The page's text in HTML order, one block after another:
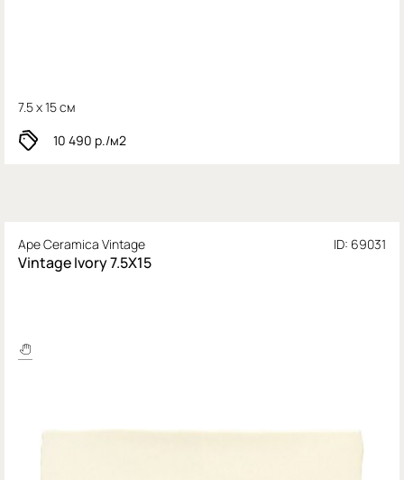
7.5 x 15 см
10 490 р./м2
Ape Ceramica Vintage ID: 69031
Vintage Ivory 7.5X15